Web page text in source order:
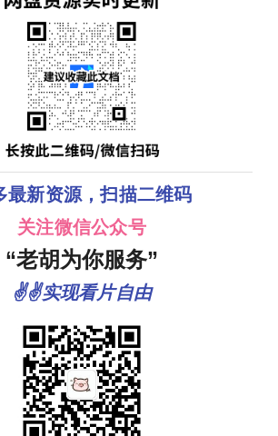
最新资源，扫描二维码
关注微信公众号
“老胡为你服务”
✌✌实现看片自由